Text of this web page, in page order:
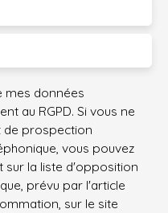
mes données
au RGPD. Si vous ne
de prospection
vous pouvez
sur la liste d'opposition
prévu par l'article
sur le site